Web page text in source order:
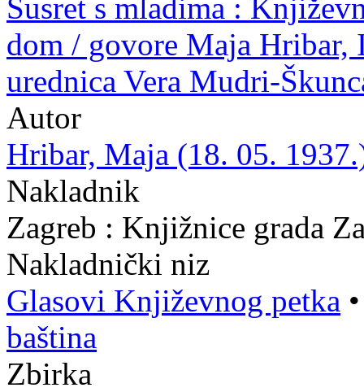
Susret s mladima :
dom / govore Maja
urednica Vera Mudri-
Autor
Hribar, Maja (18. 05.
Nakladnik
Zagreb : Knjižnice grada
Nakladnički niz
Glasovi Književnog petka
baština
Zbirka